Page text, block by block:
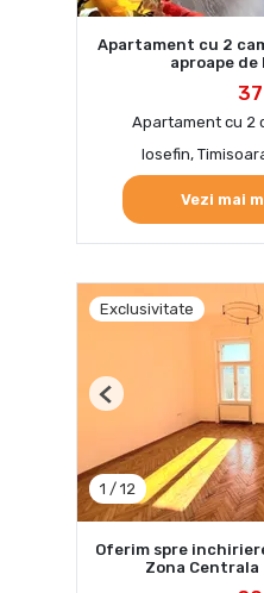
Apartament cu 2
aproape de
Apartament cu 2
Iosefin,
Vezi mai
Exclusivitate
1 / 12
Previous
Oferim spre
Zona